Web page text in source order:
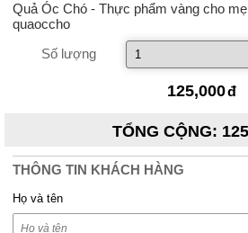
Quả Óc Chó - Thực phẩm vàng cho
quaoccho
Số lượng
125,000
TỔNG CỘNG:
THÔNG TIN KHÁCH HÀNG
Họ và tên